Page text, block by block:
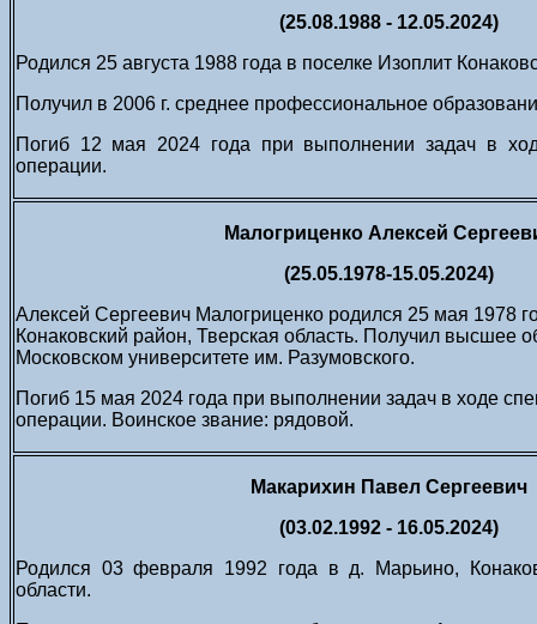
(25.08.1988 - 12.05.2024)
Родился 25 августа 1988 года в поселке Изоплит
Получил в 2006 г. среднее профессиональное
Погиб 12 мая 2024 года при выполнении задач в
операции.
Малогриценко Алексей
(25.05.1978-15.05.2024)
Алексей Сергеевич Малогриценко родился 25 мая 1978
Конаковский район, Тверская область. Получил высшее
Московском университете им. Разумовского.
Погиб 15 мая 2024 года при выполнении задач в ходе
операции. Воинское звание: рядовой.
Макарихин Павел Сергеевич
(03.02.1992 - 16.05.2024)
Родился 03 февраля 1992 года в д. Марьино,
области.